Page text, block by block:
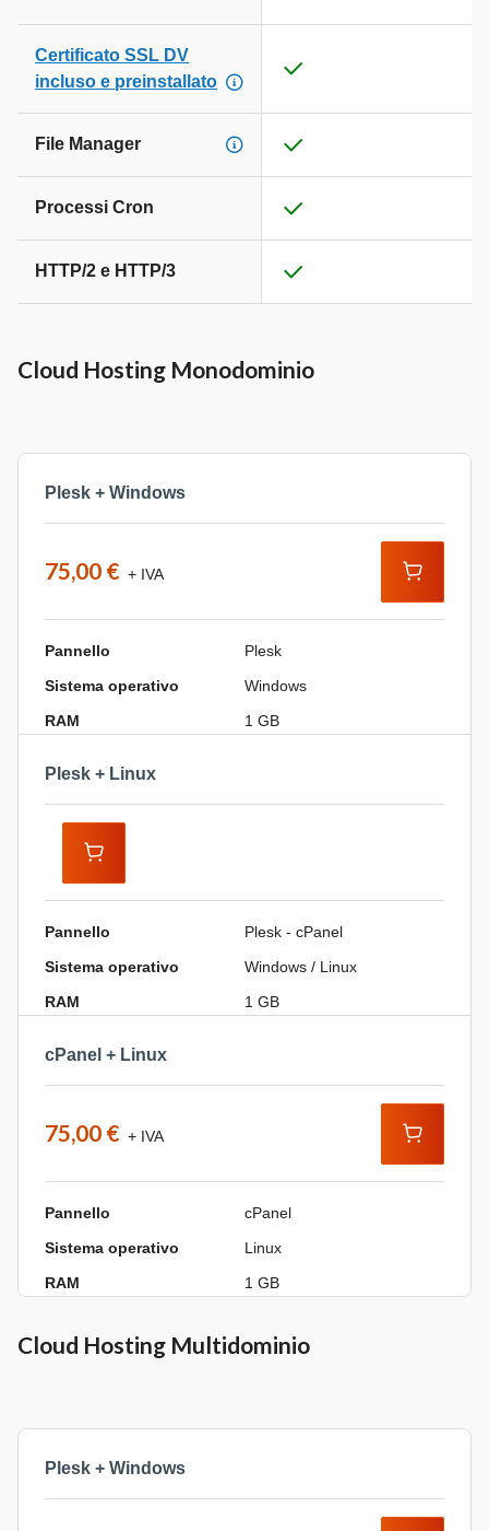
Certificato SSL DV
incluso e preinstallato
File Manager
Processi Cron
HTTP/2 e HTTP/3
Cloud Hosting Monodominio
Plesk + Windows
Pannello
Plesk
Sistema operativo
Windows
RAM
1 GB
75,00 € + IVA
Plesk + Linux
Pannello
Plesk - cPanel
Sistema operativo
Windows / Linux
RAM
1 GB
cPanel + Linux
Pannello
cPanel
Sistema operativo
Linux
RAM
1 GB
75,00 € + IVA
Cloud Hosting Multidominio
Plesk + Windows